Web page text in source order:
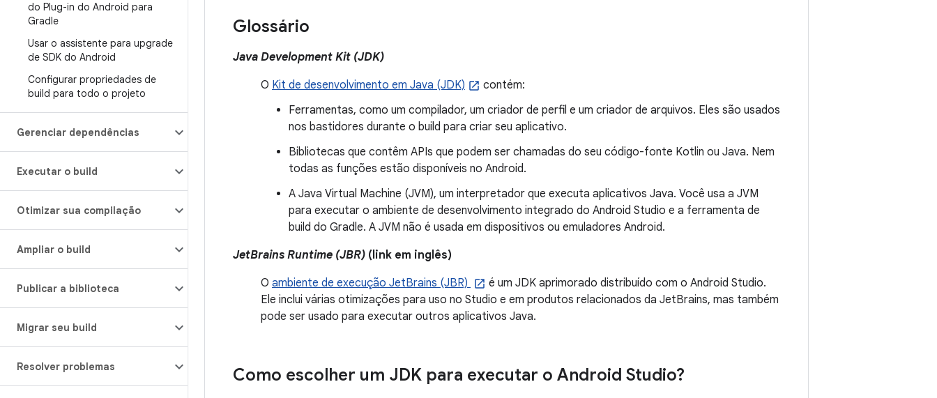
do Plug-in do Android para
Gradle
Usar o assistente para upgrade
de SDK do Android
Configurar propriedades de
build para todo o projeto
Gerenciar dependências
Executar o build
Otimizar sua compilação
Ampliar o build
Publicar a biblioteca
Migrar seu build
Resolver problemas
Glossário
Java Development Kit (JDK)
O Kit de desenvolvimento em Java (JDK)
contém:
Ferramentas, como um compilador, um criador de perfil e um criador de arquivos. Eles são usados
nos bastidores durante o build para criar seu aplicativo.
Bibliotecas que contêm APIs que podem ser chamadas do seu código-fonte Kotlin ou Java. Nem
todas as funções estão disponíveis no Android.
A Java Virtual Machine (JVM), um interpretador que executa aplicativos Java. Você usa a JVM
para executar o ambiente de desenvolvimento integrado do Android Studio e a ferramenta de
build do Gradle. A JVM não é usada em dispositivos ou emuladores Android.
JetBrains Runtime (JBR) (link em inglês)
O ambiente de execução JetBrains (JBR)
é um JDK aprimorado distribuído com o Android Studio.
Ele inclui várias otimizações para uso no Studio e em produtos relacionados da JetBrains, mas também
pode ser usado para executar outros aplicativos Java.
Como escolher um JDK para executar o Android Studio?